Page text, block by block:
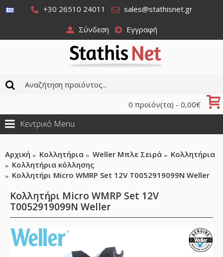
+30 26510 24011 sales@stathisnet.gr
Σύνδεση Εγγραφή
0 προϊόν(τα) - 0,00€
Κεντρικό Menu
Αρχική Κολλητήρια Weller Μπλε Σειρά
Κολλητήρια
Κολλητήρια κόλλησης
Κολλητήρι Micro WMRP Set 12V T0052919099N Weller
Κολλητήρι Micro WMRP Set 12V
T0052919099N Weller